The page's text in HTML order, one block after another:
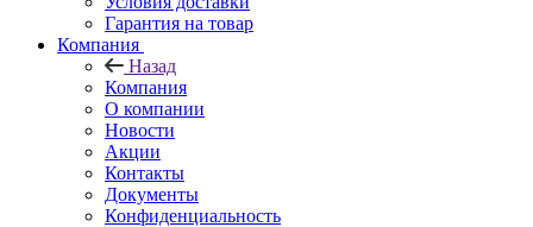
Гарантия на товар
Компания
Назад
Компания
О компании
Новости
Акции
Контакты
Документы
Конфиденциальность